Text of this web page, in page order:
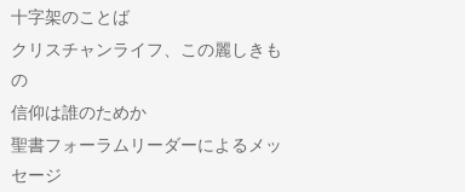
十字架のことば
クリスチャンライフ、この麗しきも
の
信仰は誰のためか
聖書フォーラムリーダーによるメッ
セージ